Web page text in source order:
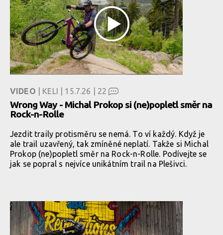
VIDEO | KELI | 15.7.26 | 22
Wrong Way - Michal Prokop si (ne)popletl směr na
Rock-n-Rolle
Jezdit traily protisměru se nemá. To ví každý. Když je
ale trail uzavřený, tak zmíněné neplatí. Takže si Michal
Prokop (ne)popletl směr na Rock-n-Rolle. Podívejte se
jak se popral s nejvíce unikátním trail na Plešivci.